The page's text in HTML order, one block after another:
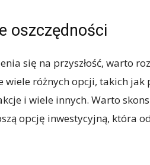
oszczędności
się na przyszłość, warto
wiele różnych opcji, takich
i wiele innych. Warto
opcję inwestycyjną, która